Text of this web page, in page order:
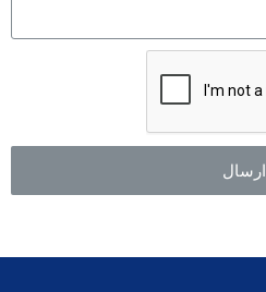
ارسال